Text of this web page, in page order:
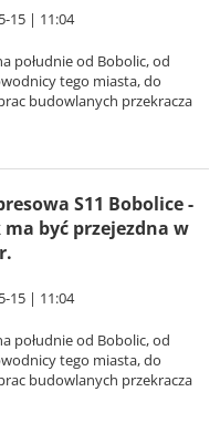
15 | 11:04
południe od Bobolic, od
tego miasta, do
budowlanych przekracza
S11 Bobolice -
ma być przejezdna w
15 | 11:04
południe od Bobolic, od
tego miasta, do
budowlanych przekracza